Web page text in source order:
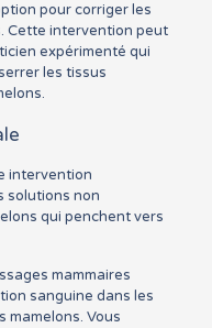
pour corriger les
Cette intervention peut
expérimenté qui
les tissus
intervention
solutions non
qui penchent vers
mammaires
sanguine dans les
mamelons. Vous